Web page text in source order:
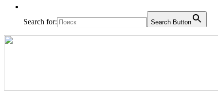
Search for: Search Button